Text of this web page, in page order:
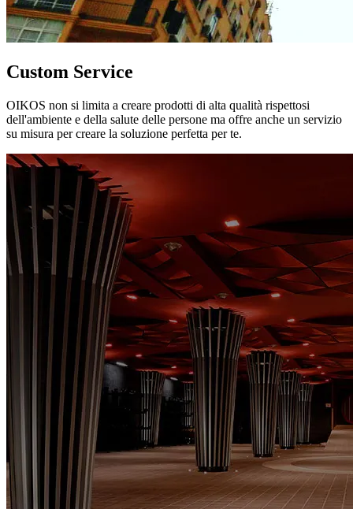
Custom Service
OIKOS non si limita a creare prodotti di alta qualità rispettosi
dell'ambiente e della salute delle persone ma offre anche un servizio
su misura per creare la soluzione perfetta per te.